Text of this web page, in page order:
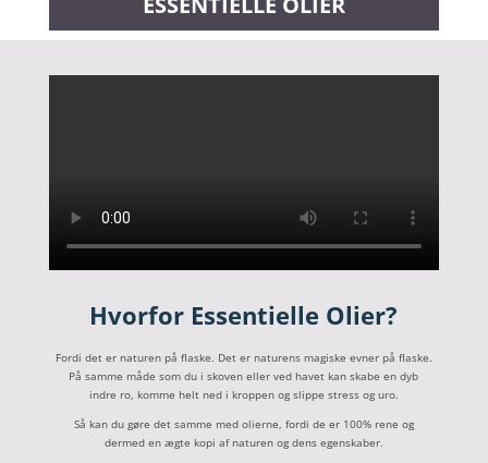
Hvorfor Essentielle Olier?
Fordi det er naturen på flaske. Det er naturens magiske evner på flaske.
På samme måde som du i skoven eller ved havet kan skabe en dyb
indre ro, komme helt ned i kroppen og slippe stress og uro.
Så kan du gøre det samme med olierne, fordi de er 100% rene og
dermed en ægte kopi af naturen og dens egenskaber.